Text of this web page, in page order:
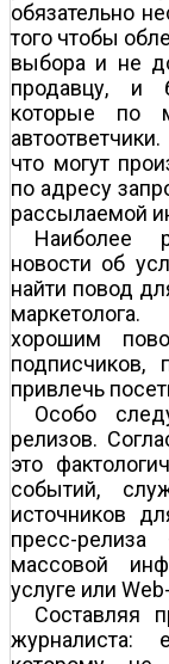
обязательно
того чтобы
выбора и не
продавцу, и
которые по
что могут
по адресу
рассылаемой
Наиболее
новости об
найти повод
хорошим
подписчиков,
привлечь
Особо
релизов.
это
событий,
источников
пресс-
массовой
услуге или
Составляя
журналиста: